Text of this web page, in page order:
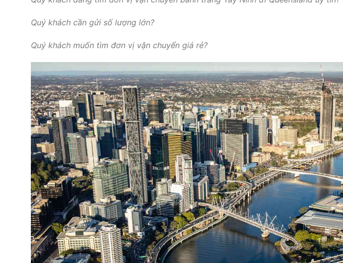
Quý khách cần gửi số lượng lớn?
Quý khách muốn tìm đơn vị vận chuyển giá rẻ?